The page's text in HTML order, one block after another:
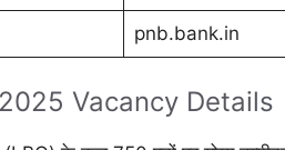
pnb.bank.in
Vacancy Details